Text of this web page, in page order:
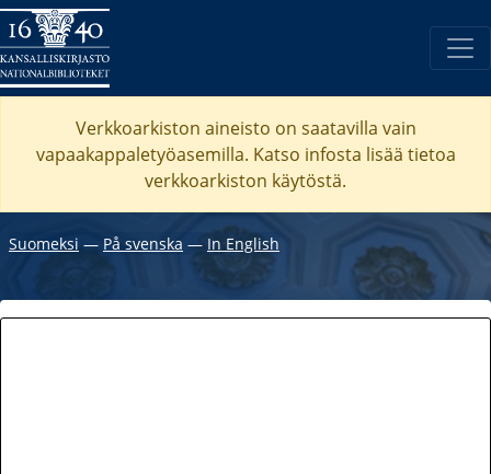
Verkkoarkiston aineisto on saatavilla vain
vapaakappaletyöasemilla. Katso infosta lisää tietoa
verkkoarkiston käytöstä.
Suomeksi ― På svenska ― In English